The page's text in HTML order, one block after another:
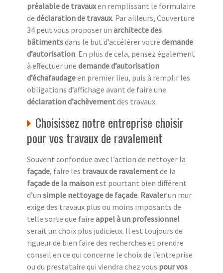
préalable de travauxen remplissant le formulaire
de déclaration de travaux. Par ailleurs, Couverture
34 peut vous proposer un architecte des
bâtimentsdans le but d’accélérer votre demande
d’autorisation. En plus de cela, pensez également
à effectuer une demande d’autorisation
d’échafaudageen premier lieu, puis à remplir les
obligations d’affichage avant de faire une
déclaration d’achèvementdes travaux.
Choisissez notre entreprise choisir
pour vos travaux de ravalement
Souvent confondue avec l’action de nettoyer la
façade, faire les travaux de ravalementde la
façade de la maisonest pourtant bien différent
d’un simple nettoyage de façade. Ravalerun mur
exige des travaux plus ou moins imposants de
telle sorte que faire appel à un professionnel
serait un choix plus judicieux. Il est toujours de
rigueur de bien faire des recherches et prendre
conseil en ce qui concerne le choix de l’entreprise
ou du prestataire qui viendra chez vous pour vos